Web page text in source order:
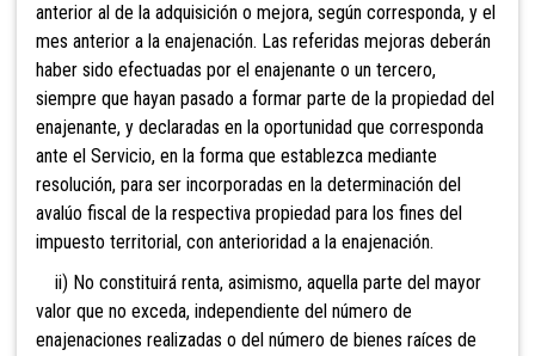
anterior al de la adquisición o mejora, según corresponda, y el
mes anterior a la enajenación. Las referidas mejoras deberán
haber sido efectuadas por el enajenante o un tercero,
siempre que hayan pasado a formar parte de la propiedad del
enajenante, y declaradas en la oportunidad que corresponda
ante el Servicio, en la forma que establezca mediante
resolución, para ser incorporadas en la determinación del
avalúo fiscal de la respectiva propiedad para los fines del
impuesto territorial, con anterioridad a la enajenación.
ii) No constituirá renta, asimismo, aquella parte del mayor
valor que no exceda, independiente del número de
enajenaciones realizadas o del número de bienes raíces de